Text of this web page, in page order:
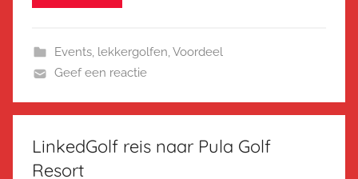
Events, lekkergolfen,Voordeel
Geef een reactie
LinkedGolf reis naar Pula Golf
Resort